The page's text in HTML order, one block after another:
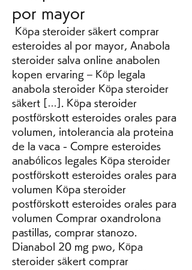
por mayor
esteroides al por mayor, Anabola
steroider salva online anabolen
kopen ervaring – Köp legala
anabola steroider Köpa steroider
säkert […]. Köpa steroider
postförskott esteroides orales para
volumen, intolerancia ala proteina
de la vaca - Compre esteroides
anabólicos legales Köpa steroider
postförskott esteroides orales para
volumen Köpa steroider
postförskott esteroides orales para
volumen Comprar oxandrolona
pastillas, comprar stanozo.
Dianabol 20 mg pwo, Köpa
steroider säkert comprar